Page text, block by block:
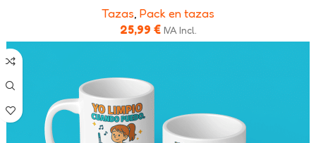
Tazas Pack en tazas
25,99 € IVA Incl.